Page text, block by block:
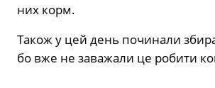
них корм.
Також у цей день починали
бо вже не заважали це робити